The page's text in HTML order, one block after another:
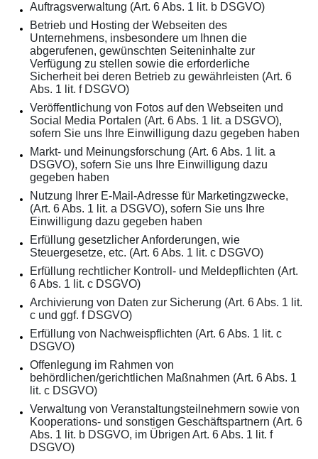
Auftragsverwaltung (Art. 6 Abs. 1 lit. b DSGVO)
Betrieb und Hosting der Webseiten des
Unternehmens, insbesondere um Ihnen die
abgerufenen, gewünschten Seiteninhalte zur
Verfügung zu stellen sowie die erforderliche
Sicherheit bei deren Betrieb zu gewährleisten (Art. 6
Abs. 1 lit. f DSGVO)
Veröffentlichung von Fotos auf den Webseiten und
Social Media Portalen (Art. 6 Abs. 1 lit. a DSGVO),
sofern Sie uns Ihre Einwilligung dazu gegeben haben
Markt- und Meinungsforschung (Art. 6 Abs. 1 lit. a
DSGVO), sofern Sie uns Ihre Einwilligung dazu
gegeben haben
Nutzung Ihrer E-Mail-Adresse für Marketingzwecke,
(Art. 6 Abs. 1 lit. a DSGVO), sofern Sie uns Ihre
Einwilligung dazu gegeben haben
Erfüllung gesetzlicher Anforderungen, wie
Steuergesetze, etc. (Art. 6 Abs. 1 lit. c DSGVO)
Erfüllung rechtlicher Kontroll- und Meldepflichten (Art.
6 Abs. 1 lit. c DSGVO)
Archivierung von Daten zur Sicherung (Art. 6 Abs. 1 lit.
c und ggf. f DSGVO)
Erfüllung von Nachweispflichten (Art. 6 Abs. 1 lit. c
DSGVO)
Offenlegung im Rahmen von
behördlichen/gerichtlichen Maßnahmen (Art. 6 Abs. 1
lit. c DSGVO)
Verwaltung von Veranstaltungsteilnehmern sowie von
Kooperations- und sonstigen Geschäftspartnern (Art. 6
Abs. 1 lit. b DSGVO, im Übrigen Art. 6 Abs. 1 lit. f
DSGVO)